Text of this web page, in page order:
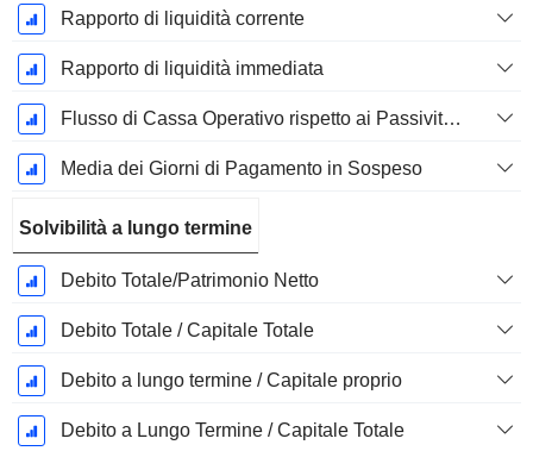
Rapporto di liquidità corrente
Rapporto di liquidità immediata
Flusso di Cassa Operativo rispetto ai Passività Correnti
Media dei Giorni di Pagamento in Sospeso
Solvibilità a lungo termine
Debito Totale/Patrimonio Netto
Debito Totale / Capitale Totale
Debito a lungo termine / Capitale proprio
Debito a Lungo Termine / Capitale Totale